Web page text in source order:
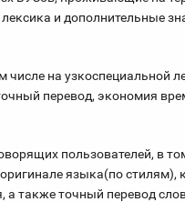
и дополнительные
числе на узкоспециальной
перевод, экономия
пользователей, в
языка(по
а также точный перевод